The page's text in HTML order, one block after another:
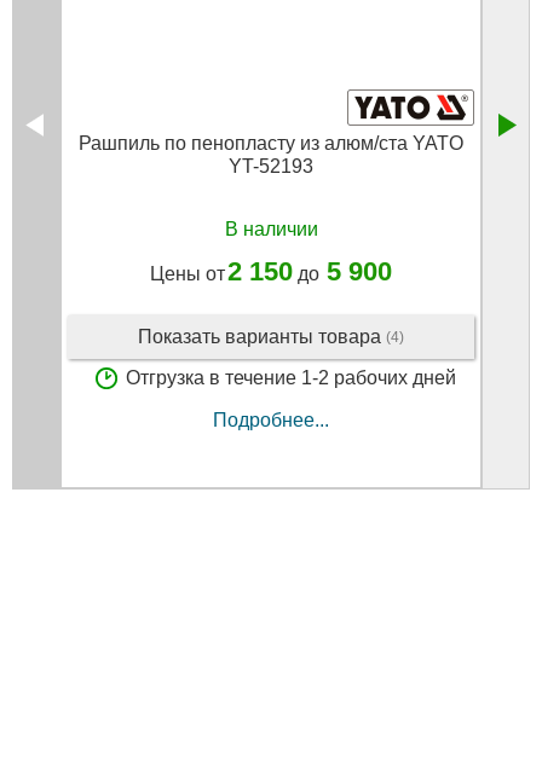
Рашпиль по пенопласту из алюм/ста YATO
YT-52193
В наличии
Цены от2 150 до 5 900
Показать варианты товара (4)
Отгрузка в течение 1-2 рабочих дней
Подробнее...